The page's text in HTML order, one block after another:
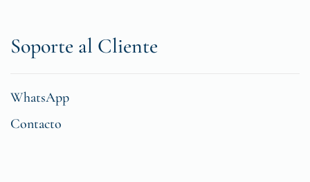
Soporte al Cliente
WhatsApp
Contacto